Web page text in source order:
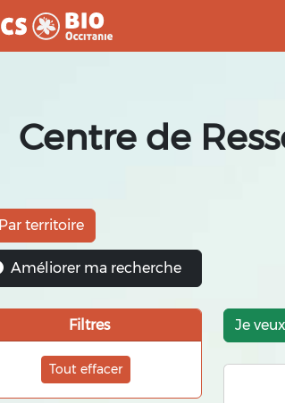
Centre de
Par territoire
Améliorer ma recherche
Filtres
Tout effacer
Je